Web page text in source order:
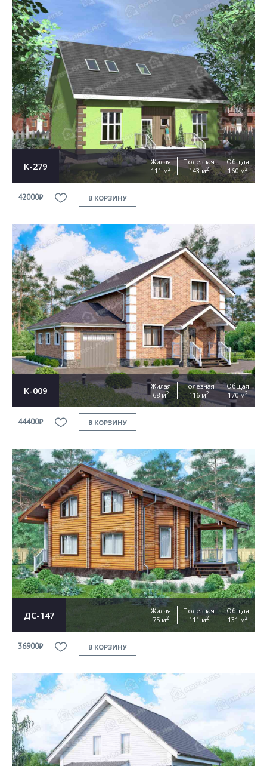
К-279
Жилая
111 м2
Полезная
143 м2
Общая
160 м2
42000₽ В КОРЗИНУ
К-009
Жилая
68 м2
Полезная
116 м2
Общая
170 м2
44400₽ В КОРЗИНУ
ДС-147
Жилая
75 м2
Полезная
111 м2
Общая
131 м2
36900₽ В КОРЗИНУ